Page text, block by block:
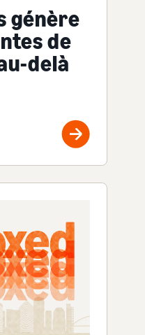
génère
de
delà